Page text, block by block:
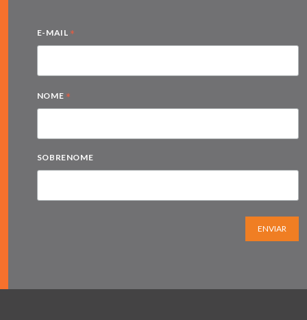
E-MAIL *
NOME *
SOBRENOME
ENVIAR